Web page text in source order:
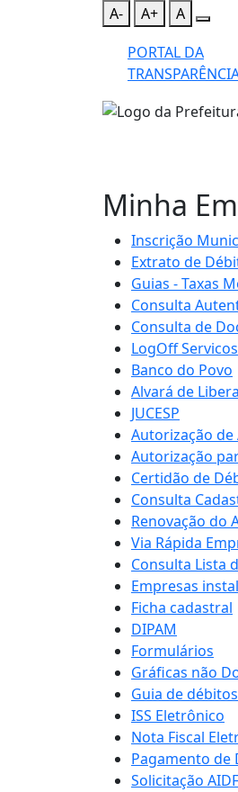
A- A+ A
PORTAL DA
Minha
Inscrição
Extrato de
Guias - Taxas
Consulta
Consulta de
LogOff
Banco do Povo
Alvará de
JUCESP
Autorização de
Autorização
Certidão de
Consulta
Renovação do
Via Rápida
Consulta Lista
Empresas
Ficha cadastral
DIPAM
Formulários
Gráficas não
Guia de
ISS Eletrônico
Nota Fiscal
Pagamento de
Solicitação AIDF